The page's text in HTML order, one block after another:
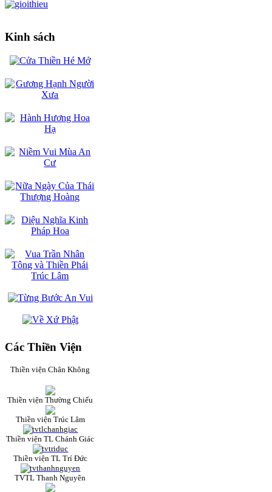
Kinh sách
Các Thiền Viện
Thiền viện Chân Không
Thiền viện Thường Chiếu
Thiền viện Trúc Lâm
Thiền viện TL Chánh Giác
Thiền viện TL Trí Đức
TVTL Thanh Nguyên